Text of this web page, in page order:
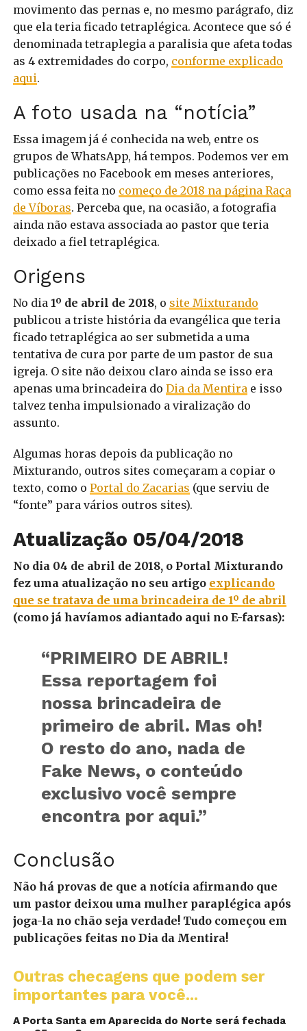
movimento das pernas e, no mesmo parágrafo, diz
que ela teria ficado tetraplégica. Acontece que só é
denominada tetraplegia a paralisia que afeta todas
as 4 extremidades do corpo, conforme explicado
aqui.
A foto usada na “notícia”
Essa imagem já é conhecida na web, entre os
grupos de WhatsApp, há tempos. Podemos ver em
publicações no Facebook em meses anteriores,
como essa feita no começo de 2018 na página Raça
de Víboras. Perceba que, na ocasião, a fotografia
ainda não estava associada ao pastor que teria
deixado a fiel tetraplégica.
Origens
No dia 1º de abril de 2018, o site Mixturando
publicou a triste história da evangélica que teria
ficado tetraplégica ao ser submetida a uma
tentativa de cura por parte de um pastor de sua
igreja. O site não deixou claro ainda se isso era
apenas uma brincadeira do Dia da Mentira e isso
talvez tenha impulsionado a viralização do
assunto.
Algumas horas depois da publicação no
Mixturando, outros sites começaram a copiar o
texto, como o Portal do Zacarias (que serviu de
“fonte” para vários outros sites).
Atualização 05/04/2018
No dia 04 de abril de 2018, o Portal Mixturando
fez uma atualização no seu artigo explicando
que se tratava de uma brincadeira de 1º de abril
(como já havíamos adiantado aqui no E-farsas):
“PRIMEIRO DE ABRIL!
Essa reportagem foi
nossa brincadeira de
primeiro de abril. Mas oh!
O resto do ano, nada de
Fake News, o conteúdo
exclusivo você sempre
encontra por aqui.”
Conclusão
Não há provas de que a notícia afirmando que
um pastor deixou uma mulher paraplégica após
joga-la no chão seja verdade! Tudo começou em
publicações feitas no Dia da Mentira!
Outras checagens que podem ser
importantes para você...
A Porta Santa em Aparecida do Norte será fechada